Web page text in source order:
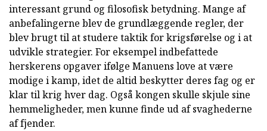
interessant grund og filosofisk betydning. Mange af
anbefalingerne blev de grundlæggende regler, der
blev brugt til at studere taktik for krigsførelse og i at
udvikle strategier. For eksempel indbefattede
herskerens opgaver ifølge Manuens love at være
modige i kamp, idet de altid beskytter deres fag og er
klar til krig hver dag. Også kongen skulle skjule sine
hemmeligheder, men kunne finde ud af svaghederne
af fjender.